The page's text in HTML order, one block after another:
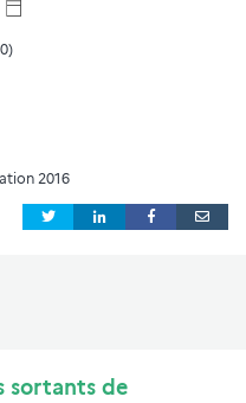
2016
sortants de